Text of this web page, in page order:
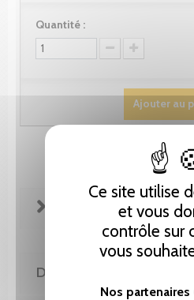
Ce site utilise
et vous
contrôle sur
vous
Nos partenaires
Quantité :
Ajouter au
FICHE TECHNIQUE
DE LA MÊME COLLECTION